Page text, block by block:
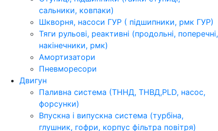
сальники, ковпаки)
Шкворня, насоси ГУР ( підшипники, рмк ГУР)
Тяги рульові, реактивні (продольні, поперечні,
накінечники, рмк)
Амортизатори
Пневморесори
Двигун
Паливна система (ТННД, ТНВД,PLD, насос,
форсунки)
Впускна і випускна система (турбіна,
глушник, гофри, корпус фільтра повітря)